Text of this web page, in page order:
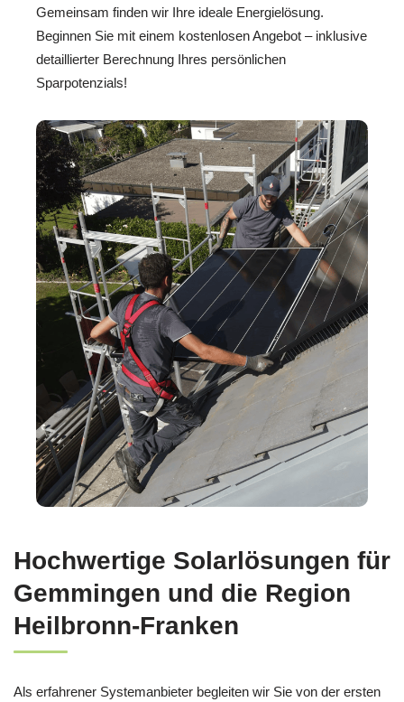
Gemeinsam finden wir Ihre ideale Energielösung.
Beginnen Sie mit einem kostenlosen Angebot – inklusive
detaillierter Berechnung Ihres persönlichen
Sparpotenzials!
Hochwertige Solarlösungen für
Gemmingen und die Region
Heilbronn-Franken
Als erfahrener Systemanbieter begleiten wir Sie von der ersten